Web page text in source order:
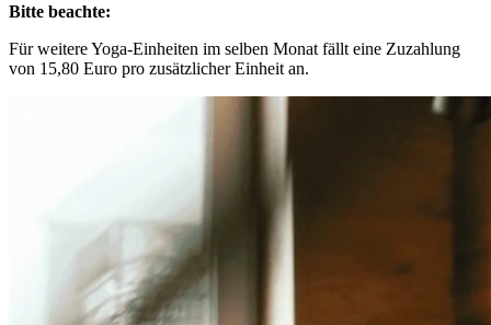
Bitte beachte:
Für weitere Yoga-Einheiten im selben Monat fällt eine Zuzahlung
von 15,80 Euro pro zusätzlicher Einheit an.